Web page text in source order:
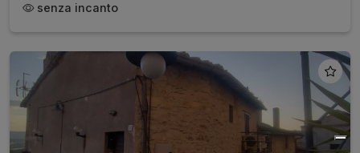
senza incanto